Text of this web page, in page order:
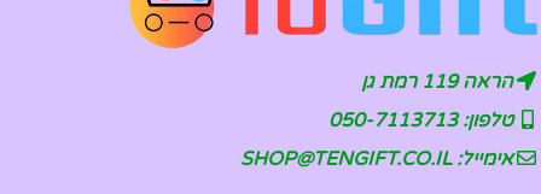
הראה 119 רמת גן
טלפון: 050-7113713
אימייל: SHOP@TENGIFT.CO.IL